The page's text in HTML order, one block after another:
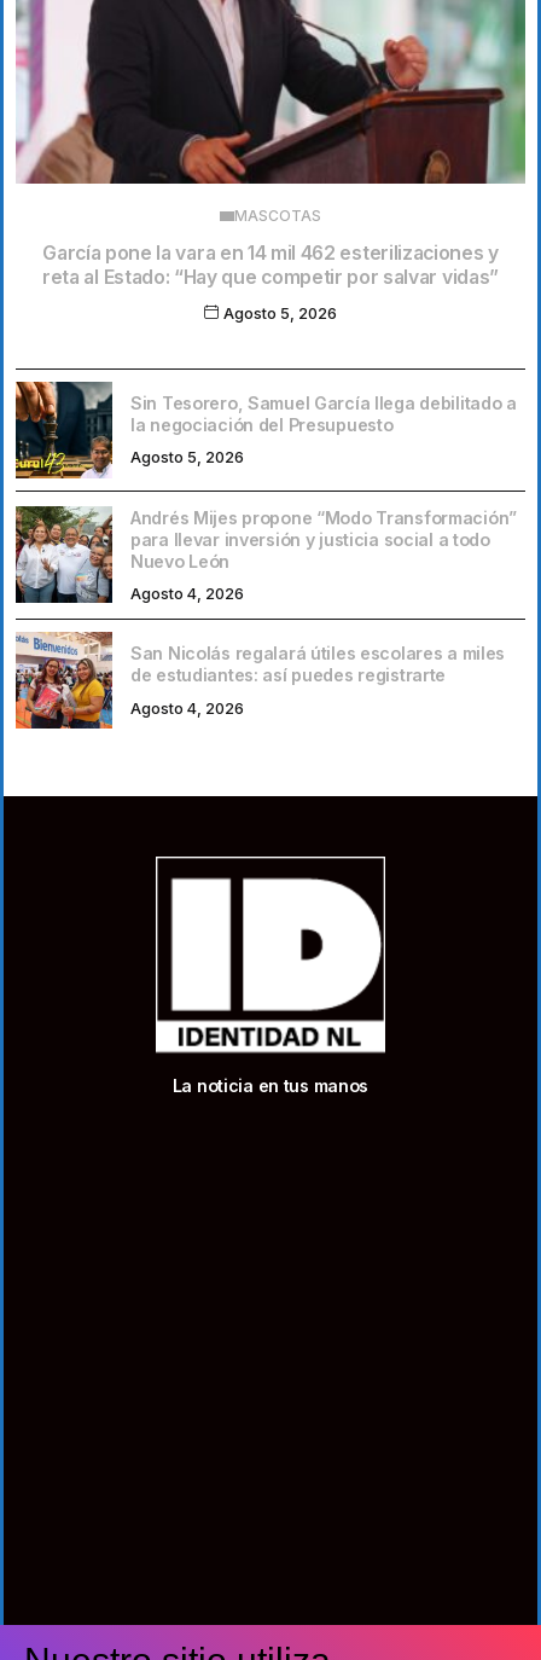
MASCOTAS
García pone la vara en 14 mil 462 esterilizaciones y
reta al Estado: “Hay que competir por salvar vidas”
Agosto 5, 2026
Sin Tesorero, Samuel García llega debilitado a
la negociación del Presupuesto
Agosto 5, 2026
Andrés Mijes propone “Modo Transformación”
para llevar inversión y justicia social a todo
Nuevo León
Agosto 4, 2026
San Nicolás regalará útiles escolares a miles
de estudiantes: así puedes registrarte
Agosto 4, 2026
La noticia en tus manos